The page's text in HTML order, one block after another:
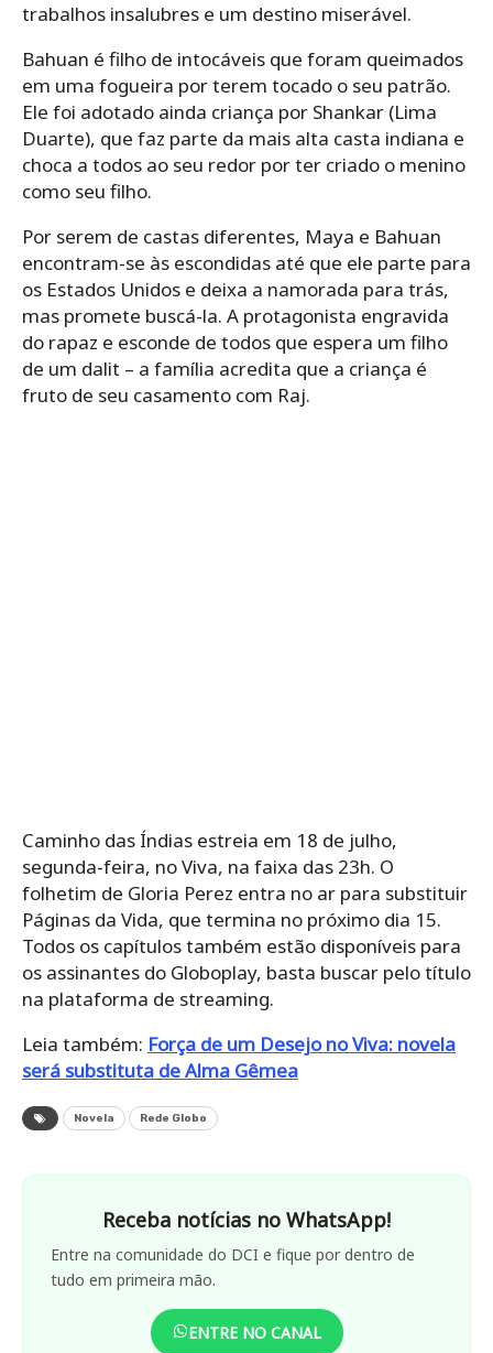
trabalhos insalubres e um destino miserável.
Bahuan é filho de intocáveis que foram queimados
em uma fogueira por terem tocado o seu patrão.
Ele foi adotado ainda criança por Shankar (Lima
Duarte), que faz parte da mais alta casta indiana e
choca a todos ao seu redor por ter criado o menino
como seu filho.
Por serem de castas diferentes, Maya e Bahuan
encontram-se às escondidas até que ele parte para
os Estados Unidos e deixa a namorada para trás,
mas promete buscá-la. A protagonista engravida
do rapaz e esconde de todos que espera um filho
de um dalit – a família acredita que a criança é
fruto de seu casamento com Raj.
Caminho das Índias estreia em 18 de julho,
segunda-feira, no Viva, na faixa das 23h. O
folhetim de Gloria Perez entra no ar para substituir
Páginas da Vida, que termina no próximo dia 15.
Todos os capítulos também estão disponíveis para
os assinantes do Globoplay, basta buscar pelo título
na plataforma de streaming.
Leia também: Força de um Desejo no Viva: novela
será substituta de Alma Gêmea
Novela Rede Globo
Receba notícias no WhatsApp!
Entre na comunidade do DCI e fique por dentro de
tudo em primeira mão.
ENTRE NO CANAL